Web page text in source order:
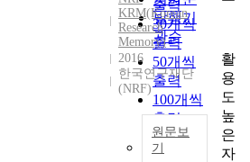
발행기
관순
출력
30개씩
출력
50개씩
출력
100개씩
출력
KRM(Korean
Research
Memory)
2016
한국연구재단
(NRF)
원문보
기
활
용
도
높
은
자